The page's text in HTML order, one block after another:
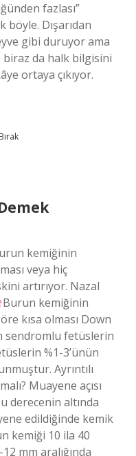
fazlası”
böyle. Dışarıdan
gibi duruyor ama
da halk bilgisini
ortaya çıkıyor.
kemiğinin
veya hiç
artırıyor. Nazal
Burun kemiğinin
kısa olması Down
sendromlu fetüslerin
%1-3’ünün
Ayrıntılı
Muayene açısı
derecenin altında
edildiğinde kemik
kemiği 10 ila 40
mm aralığında